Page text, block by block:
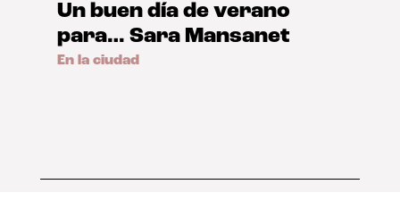
Un buen día de verano
para… Sara Mansanet
En la ciudad